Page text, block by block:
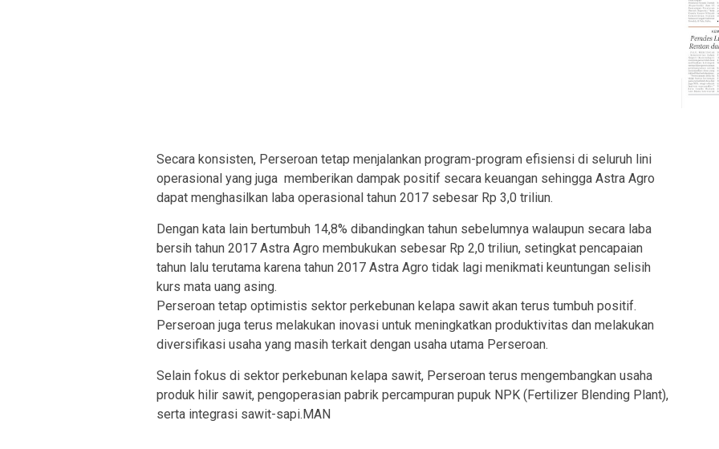
Secara konsisten, Perseroan tetap menjalankan program-program efisiensi di seluruh lini
operasional yang juga memberikan dampak positif secara keuangan sehingga Astra Agro
dapat menghasilkan laba operasional tahun 2017 sebesar Rp 3,0 triliun.
Dengan kata lain bertumbuh 14,8% dibandingkan tahun sebelumnya walaupun secara laba
bersih tahun 2017 Astra Agro membukukan sebesar Rp 2,0 triliun, setingkat pencapaian
tahun lalu terutama karena tahun 2017 Astra Agro tidak lagi menikmati keuntungan selisih
kurs mata uang asing.
Perseroan tetap optimistis sektor perkebunan kelapa sawit akan terus tumbuh positif.
Perseroan juga terus melakukan inovasi untuk meningkatkan produktivitas dan melakukan
diversifikasi usaha yang masih terkait dengan usaha utama Perseroan.
Selain fokus di sektor perkebunan kelapa sawit, Perseroan terus mengembangkan usaha
produk hilir sawit, pengoperasian pabrik percampuran pupuk NPK (Fertilizer Blending Plant),
serta integrasi sawit-sapi.MAN